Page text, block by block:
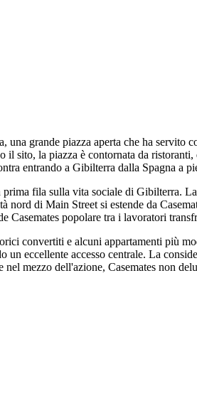
una grande piazza aperta che ha
il sito, la piazza è contornata da
entrando a Gibilterra dalla Spagna a
fila sulla vita sociale di Gibilterra.
nord di Main Street si estende da
Casemates popolare tra i lavoratori
convertiti e alcuni appartamenti più
eccellente accesso centrale. La
nel mezzo dell'azione, Casemates non